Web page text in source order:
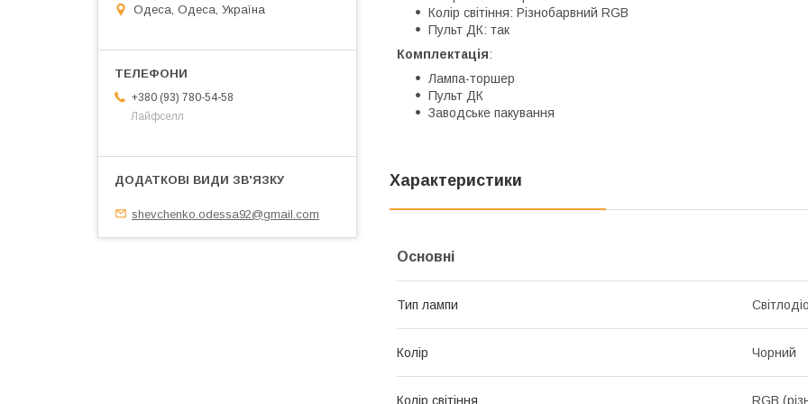
Колір світіння: Різнобарвний RGB
Пульт ДК: так
Комплектація:
Лампа-торшер
Пульт ДК
Заводське пакування
Характеристики
Основні
Тип лампи
Колір Чорний
Колір світіння RGB
Одеса, Одеса, Україна
+380 (93) 780-54-58
Лайфселл
shevchenko.odessa92@gmail.com